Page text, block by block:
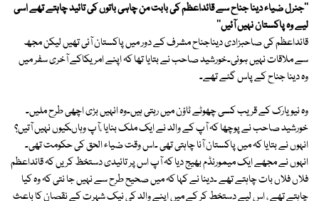
''جنرل ضیاء دینا جناح سے قائداعظم کی بابت من چاہی باتوں کی تائید چاہتے تھے اسی
لیے وہ پاکستان نہیں آئیں''
قائداعظم کی صاحبزادی دیناجناح مشرف کے دور میں پاکستان آئی تھیں لیکن مجھ
سے ملاقات نہیں ہوئی۔خورشید صاحب نے بتایا تھا کہ اپنے امریکاکے آخری سفر میں
وہ دینا جناح کے پاس گئے تھے۔
وہ نیویارک کے قریب کسی چھوٹے ٹاؤن میں رہتی ہیں۔وہ انہیں بڑی اچھی طرح ملیں۔
خورشید صاحب نے پوچھا کہ آپ کے والد نے ایک ملک بنایا ،آپ وہاںکیوں نہیں آتیں؟
انہوں نے بتایا کہ میں پاکستان آنا چاہتی تھی ۔اس وقت ضیاء الحق کی حکومت تھی۔
انہوں نے مجھے ایک میمورنڈم بھیج دیا کہ آپ اس پر تائیدی دستخظ کریں کہ قائداعظم
فلاں فلاں بات چاہتے تھے ۔دینا نے کہا کہ میں صحیح طرح سے نہیں جا نتی کہ وہ کیا
چاہتے تھے ، اس لیے دستخط کر کے میں اپنے والد کی نیک شہرت کے نقصان کا باعث